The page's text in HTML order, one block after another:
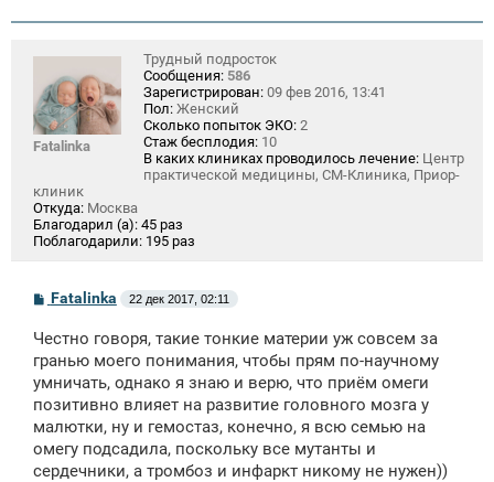
Fatalinka
Трудный подросток
Сообщения: 586
Зарегистрирован: 09 фев 2016, 13:41
Пол: Женский
Сколько попыток ЭКО: 2
Стаж бесплодия: 10
В каких клиниках проводилось лечение: Центр
практической медицины, СМ-Клиника, Приор-
клиник
Откуда: Москва
Благодарил (а): 45 раз
Поблагодарили: 195 раз
С
о
б
щ
н
и
Fatalinka 22 дек 2017, 02:11
Честно говоря, такие тонкие материи уж совсем за
гранью моего понимания, чтобы прям по-научному
умничать, однако я знаю и верю, что приём омеги
позитивно влияет на развитие головного мозга у
малютки, ну и гемостаз, конечно, я всю семью на
омегу подсадила, поскольку все мутанты и
сердечники, а тромбоз и инфаркт никому не нужен))